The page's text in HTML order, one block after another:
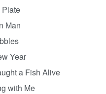
Plate
Man
Year
a Fish Alive
with Me